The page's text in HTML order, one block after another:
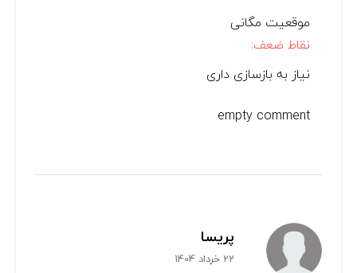
موقعیت مگانی
نقاط ضعف:
نیاز به بازسازی داری
empty comment
پریسا
22 خرداد 1404